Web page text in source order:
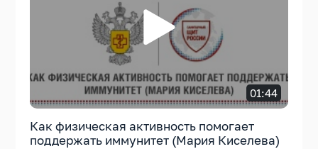
01:44
Как физическая активность помогает
поддержать иммунитет (Мария Киселева)